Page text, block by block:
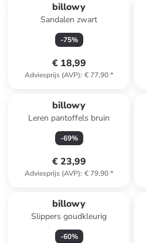
billowy
Sandalen zwart
-75%
€ 18,99
Adviesprijs (AVP): € 77,90*
billowy
Leren pantoffels bruin
-69%
€ 23,99
Adviesprijs (AVP): € 79,90*
billowy
Slippers goudkleurig
-60%